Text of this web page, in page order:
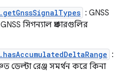
: GNSS
সিগন্যাল প্রকারগুলির
:
ডেল্টা রেঞ্জ সমর্থন করে কিনা